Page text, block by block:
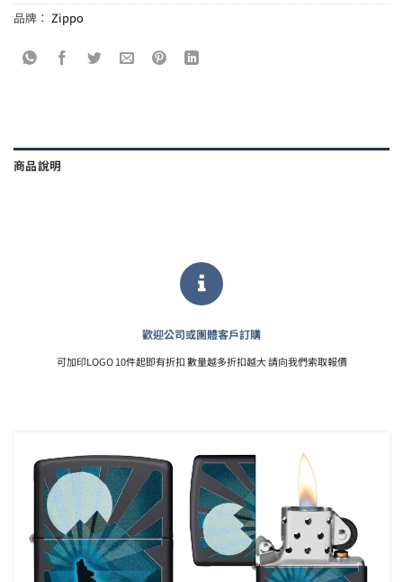
品牌： Zippo
商品說明
歡迎公司或團體客戶訂購
可加印LOGO 10件起即有折扣 數量越多折扣越大 請向我們索取報價